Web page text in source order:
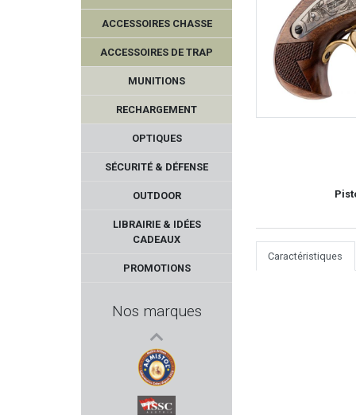
ACCESSOIRES CHASSE
ACCESSOIRES DE TRAP
MUNITIONS
RECHARGEMENT
OPTIQUES
SÉCURITÉ & DÉFENSE
OUTDOOR
LIBRAIRIE & IDÉES
CADEAUX
PROMOTIONS
Nos marques
FOT - Focus On Tools
ARMISTOL
Caractéristiques